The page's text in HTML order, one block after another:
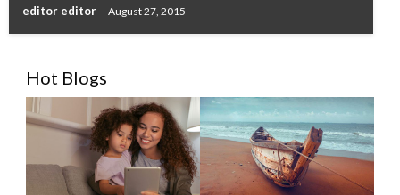
editor editor August 27, 2015
Hot Blogs